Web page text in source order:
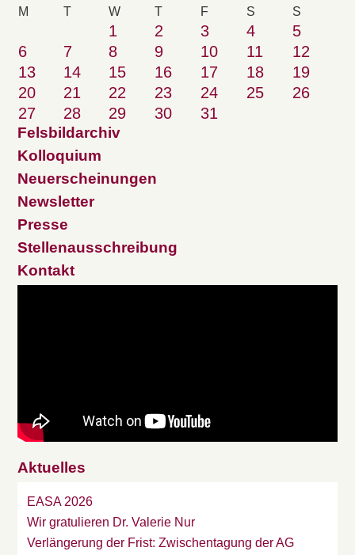
M T W T F S S
1 2 3 4
5
6
7 8 9 10 11
12
13
14 15 16 17 18
19
20
21 22 23 24 25
26
27
28 29 30 31
Felsbildarchiv
Kolloquium
Neuerscheinungen
Newsletter
Presse
Stellenausschreibung
Kontakt
Aktuelles
EASA 2026
Wir gratulieren Dr. Valerie Nur
Verlängerung der Frist: Zwischentagung der AG